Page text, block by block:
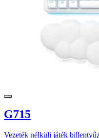
G715
Vezeték nélküli játék